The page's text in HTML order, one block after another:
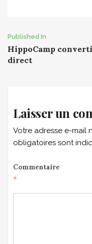
Post
navigation
Published In
HippoCamp
direct
Laisser un
Votre adresse e-mail
obligatoires sont
Commentaire
*